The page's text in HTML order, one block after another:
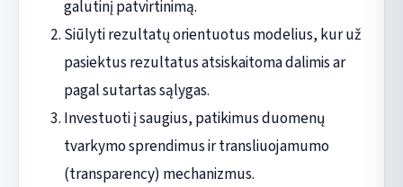
galutinį patvirtinimą.
Siūlyti rezultatų orientuotus modelius, kur už
pasiektus rezultatus atsiskaitoma dalimis ar
pagal sutartas sąlygas.
Investuoti į saugius, patikimus duomenų
tvarkymo sprendimus ir transliuojamumo
(transparency) mechanizmus.